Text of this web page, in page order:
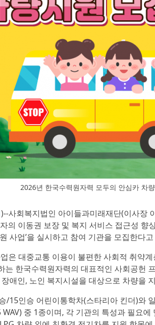
2026년 한국수력원자력 모두의 안심카 차
)--사회복지법인 아이들과미래재단(이사장
의 이동권 보장 및 복지 서비스 접근성 향
사업’을 실시하고 참여 기관을 모집한다
업은 대중교통 이용이 불편한 사회적 취약
는 한국수력원자력의 대표적인 사회공헌
애인, 노인 복지시설을 대상으로 차량을
/15인승 어린이통학차(스타리아 킨더)와
WAV) 중 1종이며, 각 기관의 특성과 필요